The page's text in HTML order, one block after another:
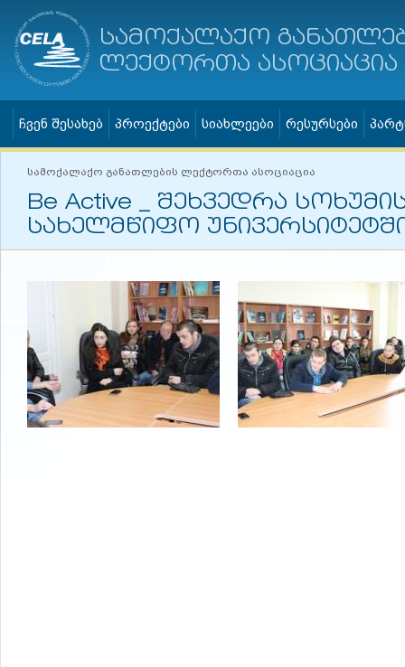
სამოქალაქო
ლექტორთა ასოციაცია
ჩვენ შესახებ პროექტები სიახლეები რესურსები
სამოქალაქო განათლების ლექტორთა ასოციაცია
Be Active _ შეხვედრა
სახელმწიფო